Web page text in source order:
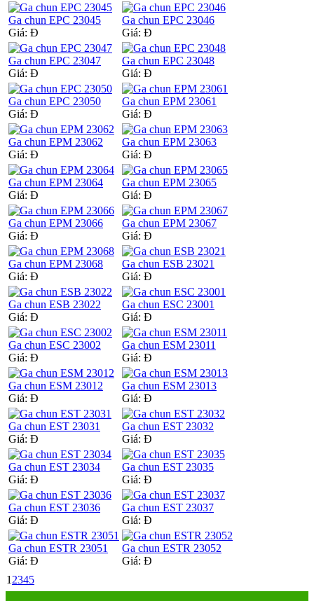
Ga chun EPC 23045
Giá: Đ
Ga chun EPC 23046
Giá: Đ
Ga chun EPC 23047
Giá: Đ
Ga chun EPC 23048
Giá: Đ
Ga chun EPC 23050
Giá: Đ
Ga chun EPM 23061
Giá: Đ
Ga chun EPM 23062
Giá: Đ
Ga chun EPM 23063
Giá: Đ
Ga chun EPM 23064
Giá: Đ
Ga chun EPM 23065
Giá: Đ
Ga chun EPM 23066
Giá: Đ
Ga chun EPM 23067
Giá: Đ
Ga chun EPM 23068
Giá: Đ
Ga chun ESB 23021
Giá: Đ
Ga chun ESB 23022
Giá: Đ
Ga chun ESC 23001
Giá: Đ
Ga chun ESC 23002
Giá: Đ
Ga chun ESM 23011
Giá: Đ
Ga chun ESM 23012
Giá: Đ
Ga chun ESM 23013
Giá: Đ
Ga chun EST 23031
Giá: Đ
Ga chun EST 23032
Giá: Đ
Ga chun EST 23034
Giá: Đ
Ga chun EST 23035
Giá: Đ
Ga chun EST 23036
Giá: Đ
Ga chun EST 23037
Giá: Đ
Ga chun ESTR 23051
Giá: Đ
Ga chun ESTR 23052
Giá: Đ
1 2345